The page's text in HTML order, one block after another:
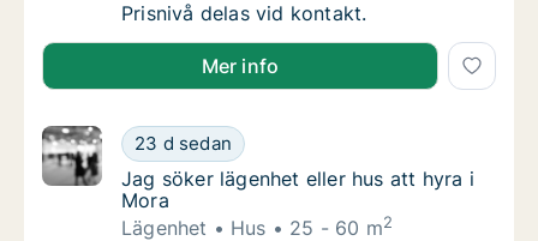
Jag söker lägenhet eller radhus att hyra i
Prisnivå delas vid kontakt.
Jag söker lägenhet eller radhus att hyra i Mora
Mer info
Jag söker lägenhet eller hus att hyra i Mora
23 d sedan
Jag söker lägenhet eller hus att hyra i Mora
Jag söker lägenhet eller hus att hyra i
Mora
Lägenhet
Hus 25 - 60 m2